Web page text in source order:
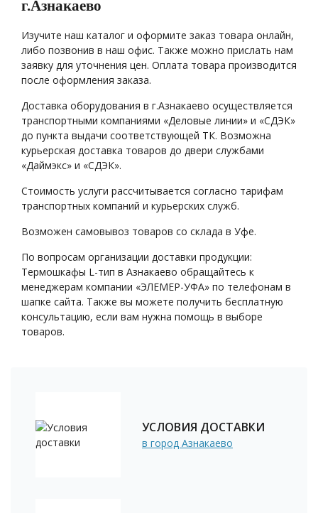
г.Азнакаево
Изучите наш каталог и оформите заказ товара онлайн,
либо позвонив в наш офис. Также можно прислать нам
заявку для уточнения цен. Оплата товара производится
после оформления заказа.
Доставка оборудования в г.Азнакаево осуществляется
транспортными компаниями «Деловые линии» и «СДЭК»
до пункта выдачи соответствующей ТК. Возможна
курьерская доставка товаров до двери службами
«Даймэкс» и «СДЭК».
Стоимость услуги рассчитывается согласно тарифам
транспортных компаний и курьерских служб.
Возможен самовывоз товаров со склада в Уфе.
По вопросам организации доставки продукции:
Термошкафы L-тип в Азнакаево обращайтесь к
менеджерам компании «ЭЛЕМЕР-УФА» по телефонам в
шапке сайта. Также вы можете получить бесплатную
консультацию, если вам нужна помощь в выборе
товаров.
УСЛОВИЯ ДОСТАВКИ
в город Азнакаево